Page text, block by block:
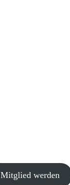
Mitglied werden